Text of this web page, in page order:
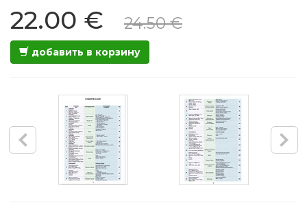
22.00 € 24.50 €
добавить в корзину